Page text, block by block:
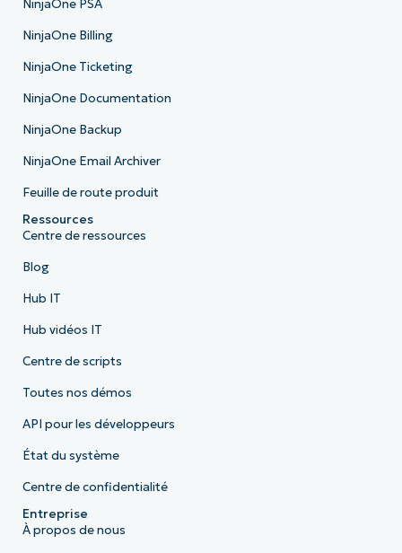
NinjaOne PSA
NinjaOne Billing
NinjaOne Ticketing
NinjaOne Documentation
NinjaOne Backup
NinjaOne Email Archiver
Feuille de route produit
Ressources
Centre de ressources
Blog
Hub IT
Hub vidéos IT
Centre de scripts
Toutes nos démos
API pour les développeurs
État du système
Centre de confidentialité
Entreprise
À propos de nous